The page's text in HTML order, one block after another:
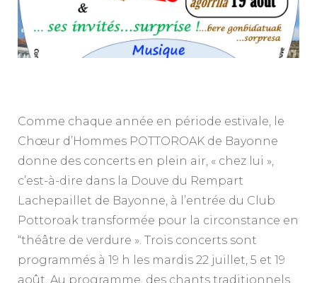
Comme chaque année en période estivale, le
Chœur d’Hommes POTTOROAK de Bayonne
donne des concerts en plein air, « chez lui »,
c’est-à-dire dans la Douve du Rempart
Lachepaillet de Bayonne, à l’entrée du Club
Pottoroak transformée pour la circonstance en
“théâtre de verdure ». Trois concerts sont
programmés à 19 h les mardis 22 juillet, 5 et 19
août. Au programme, des chants traditionnels